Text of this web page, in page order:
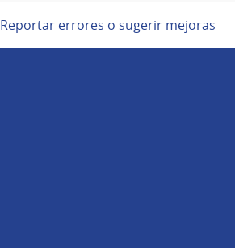
Reportar errores o sugerir mejoras